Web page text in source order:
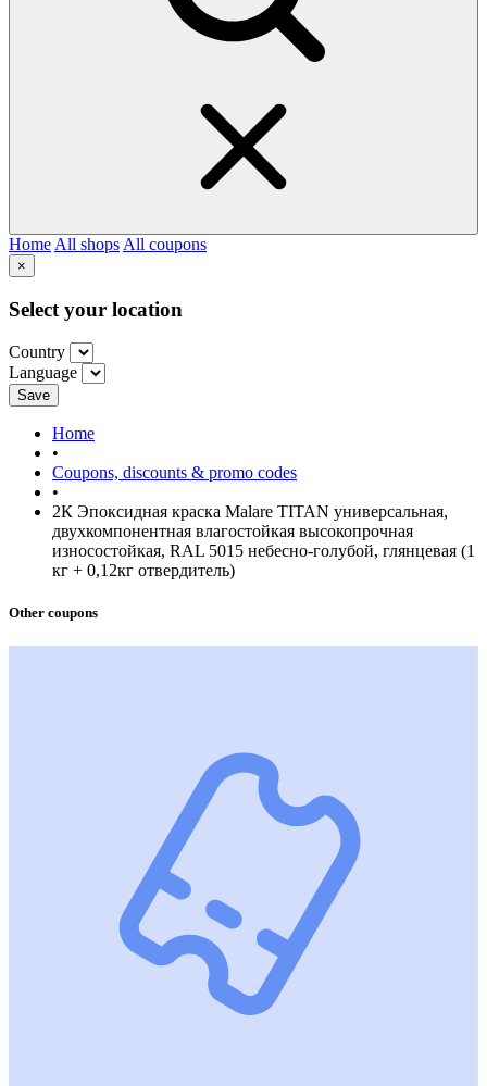
Home All shops All coupons
×
Select your location
Country
Language
Save
Home
•
Coupons, discounts & promo codes
•
2К Эпоксидная краска Malare TITAN универсальная,
двухкомпонентная влагостойкая высокопрочная
износостойкая, RAL 5015 небесно-голубой, глянцевая (1
кг + 0,12кг отвердитель)
Other coupons